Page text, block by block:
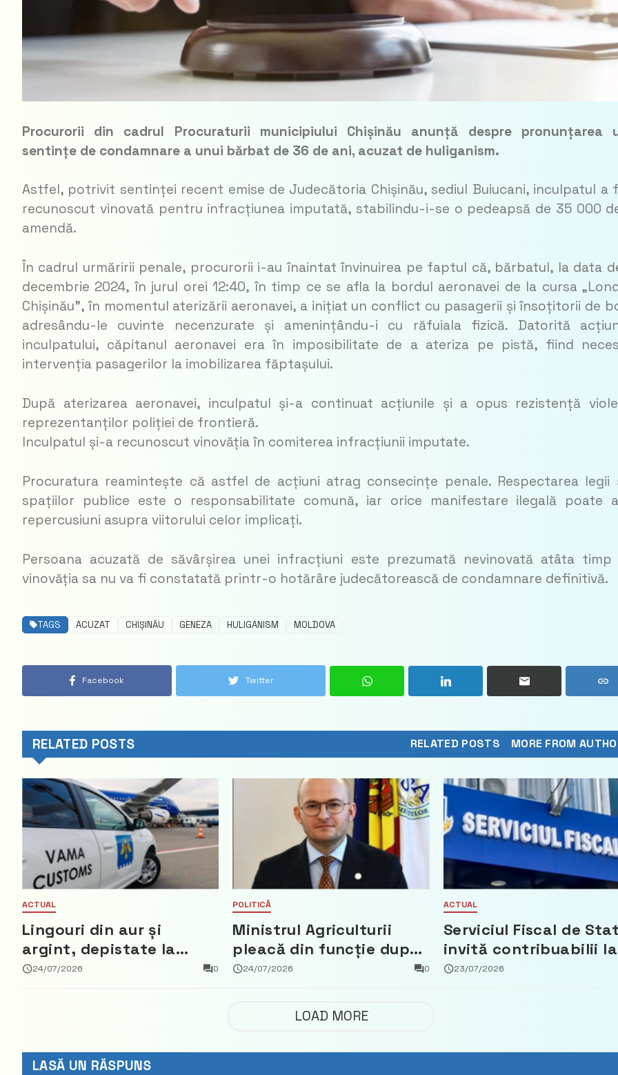
Procurorii din cadrul Procuraturii municipiului Chișinău anunță despre pronunțarea
sentințe de condamnare a unui bărbat de 36 de ani, acuzat de huliganism.
Astfel, potrivit sentinței recent emise de Judecătoria Chișinău, sediul Buiucani, inculpatul a
recunoscut vinovată pentru infracțiunea imputată, stabilindu-i-se o pedeapsă de 35 000
amendă.
În cadrul urmăririi penale, procurorii i-au înaintat învinuirea pe faptul că, bărbatul, la data
decembrie 2024, în jurul orei 12:40, în timp ce se afla la bordul aeronavei de la cursa
Chișinău”, în momentul aterizării aeronavei, a inițiat un conflict cu pasagerii și însoțitorii de
adresându-le cuvinte necenzurate și amenințându-i cu răfuiala fizică. Datorită
inculpatului, căpitanul aeronavei era în imposibilitate de a ateriza pe pistă, fiind
intervenția pasagerilor la imobilizarea făptașului.
După aterizarea aeronavei, inculpatul și-a continuat acțiunile și a opus rezistență
reprezentanților poliției de frontieră.
Inculpatul și-a recunoscut vinovăția în comiterea infracțiunii imputate.
Procuratura reamintește că astfel de acțiuni atrag consecințe penale. Respectarea legii
spațiilor publice este o responsabilitate comună, iar orice manifestare ilegală poate
repercusiuni asupra viitorului celor implicați.
Persoana acuzată de săvârșirea unei infracțiuni este prezumată nevinovată atâta
vinovăția sa nu va fi constatată printr-o hotărâre judecătorească de condamnare definitivă.
TAGS ACUZAT CHIȘINĂU GENEZA HULIGANISM MOLDOVA
Facebook Twitter
RELATED POSTS RELATED POSTS MORE FROM
ACTUAL
Lingouri din aur și
argint, depistate la
vama Aeroport
24/07/2026 0
POLITICĂ
Ministrul Agriculturii
pleacă din funcție după
ce a negat că a făcut
Democrat
24/07/2026 0
ACTUAL
Serviciul Fiscal de
invită contribuabilii la
un webinar gratuit
23/07/2026
LOAD MORE
LASĂ UN RĂSPUNS